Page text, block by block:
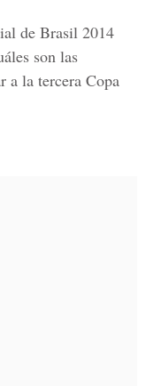
de Brasil 2014
son las
a la tercera Copa